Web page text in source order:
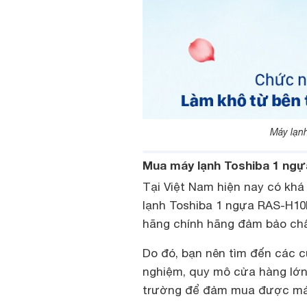
Máy
Mua máy lạnh Toshiba 1
Tại Việt Nam hiện nay có
lạnh Toshiba 1 ngựa RAS-
hãng chính hãng đảm bảo
Do đó, bạn nên tìm đến các
nghiệm, quy mô cửa hàng
trường để đảm mua được